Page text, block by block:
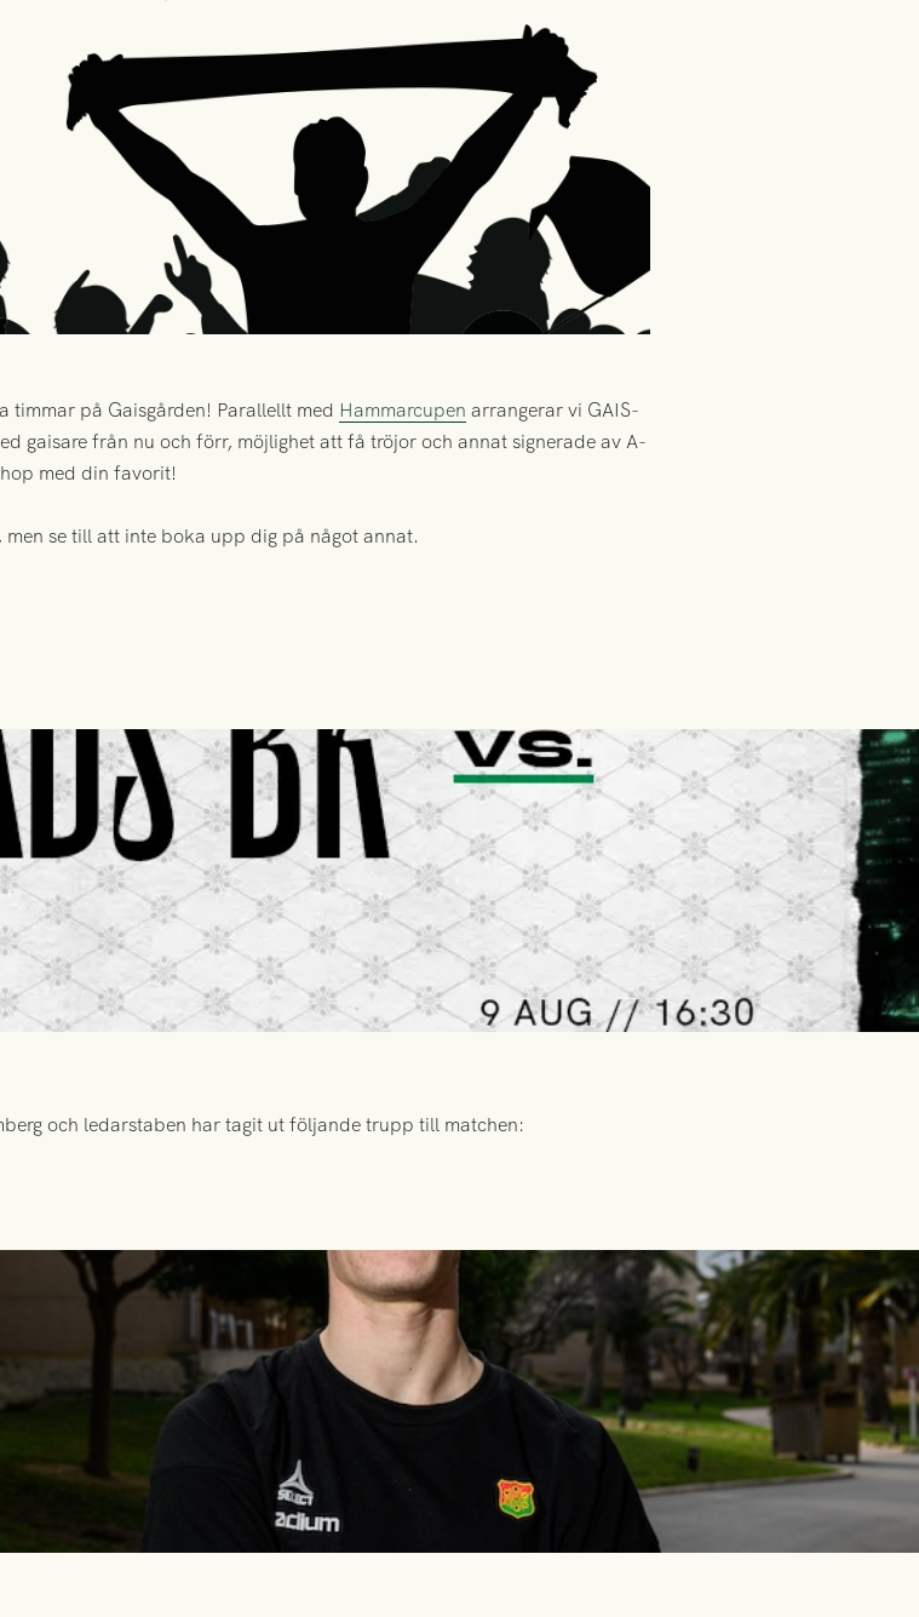
timmar på Gaisgården! Parallellt med Hammarcupen arrangerar vi GAIS-
gaisare från nu och förr, möjlighet att få tröjor och annat signerade av A-
med din favorit!
se till att inte boka upp dig på något annat.
och ledarstaben har tagit ut följande trupp till matchen: